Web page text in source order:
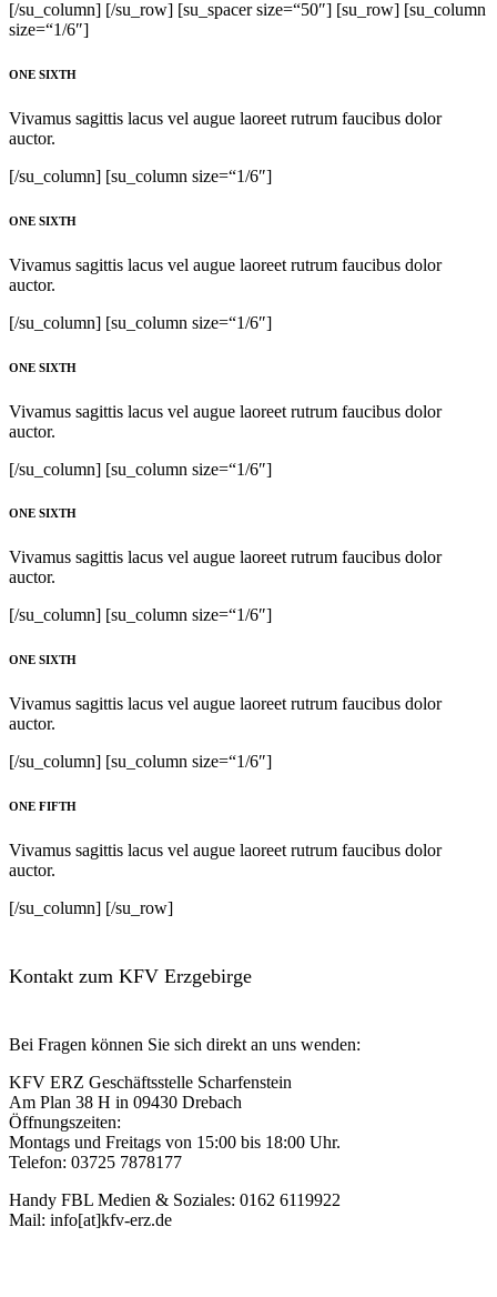
[/su_column] [/su_row] [su_spacer size=“50″] [su_row] [su_column
size=“1/6″]
ONE SIXTH
Vivamus sagittis lacus vel augue laoreet rutrum faucibus dolor
auctor.
[/su_column] [su_column size=“1/6″]
ONE SIXTH
Vivamus sagittis lacus vel augue laoreet rutrum faucibus dolor
auctor.
[/su_column] [su_column size=“1/6″]
ONE SIXTH
Vivamus sagittis lacus vel augue laoreet rutrum faucibus dolor
auctor.
[/su_column] [su_column size=“1/6″]
ONE SIXTH
Vivamus sagittis lacus vel augue laoreet rutrum faucibus dolor
auctor.
[/su_column] [su_column size=“1/6″]
ONE SIXTH
Vivamus sagittis lacus vel augue laoreet rutrum faucibus dolor
auctor.
[/su_column] [su_column size=“1/6″]
ONE FIFTH
Vivamus sagittis lacus vel augue laoreet rutrum faucibus dolor
auctor.
[/su_column] [/su_row]
Kontakt zum KFV Erzgebirge
Bei Fragen können Sie sich direkt an uns wenden:
KFV ERZ Geschäftsstelle Scharfenstein
Am Plan 38 H in 09430 Drebach
Öffnungszeiten:
Montags und Freitags von 15:00 bis 18:00 Uhr.
Telefon: 03725 7878177
Handy FBL Medien & Soziales: 0162 6119922
Mail: info[at]kfv-erz.de